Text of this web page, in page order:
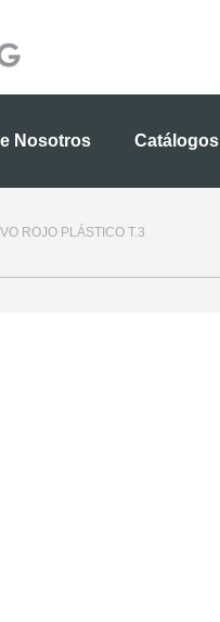
Nosotros Catálogos
ROJO PLÁSTICO T.3